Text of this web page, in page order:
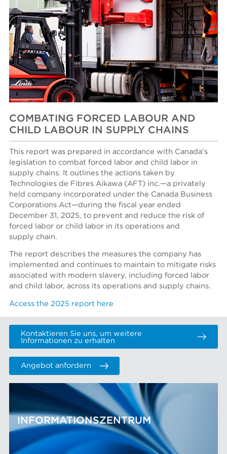
COMBATING FORCED LABOUR AND
CHILD LABOUR IN SUPPLY CHAINS
This report was prepared in accordance with Canada’s
legislation to combat forced labor and child labor in
supply chains. It outlines the actions taken by
Technologies de Fibres Aikawa (AFT) inc.—a privately
held company incorporated under the Canada Business
Corporations Act—during the fiscal year ended
December 31, 2025, to prevent and reduce the risk of
forced labor or child labor in its operations and
supply chain.
The report describes the measures the company has
implemented and continues to maintain to mitigate risks
associated with modern slavery, including forced labor
and child labor, across its operations and supply chains.
Access the 2025 report here
Kontaktieren Sie uns, um weitere
Informationen zu erhalten
Angebot anfordern
INFORMATIONSZENTRUM